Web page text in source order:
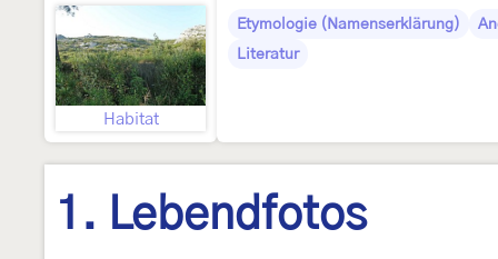
Habitat
Etymologie (Namenserklärung)
Literatur
1. Lebendfotos